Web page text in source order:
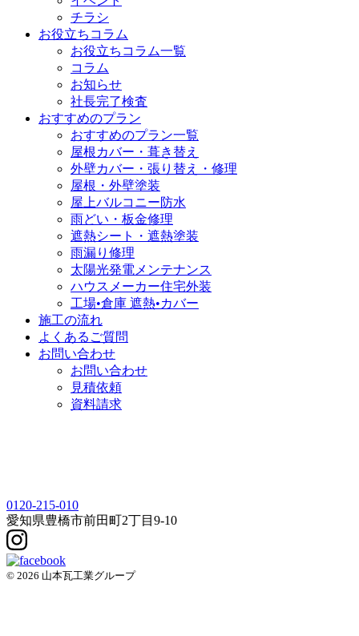
チラシ
お役立ちコラム
お役立ちコラム一覧
コラム
お知らせ
社長完了検査
おすすめのプラン
おすすめのプラン一覧
屋根カバー・葺き替え
外壁カバー・張り替え・修理
屋根・外壁塗装
屋上バルコニー防水
雨どい・板金修理
遮熱シート・遮熱塗装
雨漏り修理
太陽光発電メンテナンス
ハウスメーカー住宅外装
工場•倉庫 遮熱•カバー
施工の流れ
よくあるご質問
お問い合わせ
お問い合わせ
見積依頼
資料請求
0120-215-010
愛知県豊橋市前田町2丁目9-10
© 2026 山本瓦工業グループ